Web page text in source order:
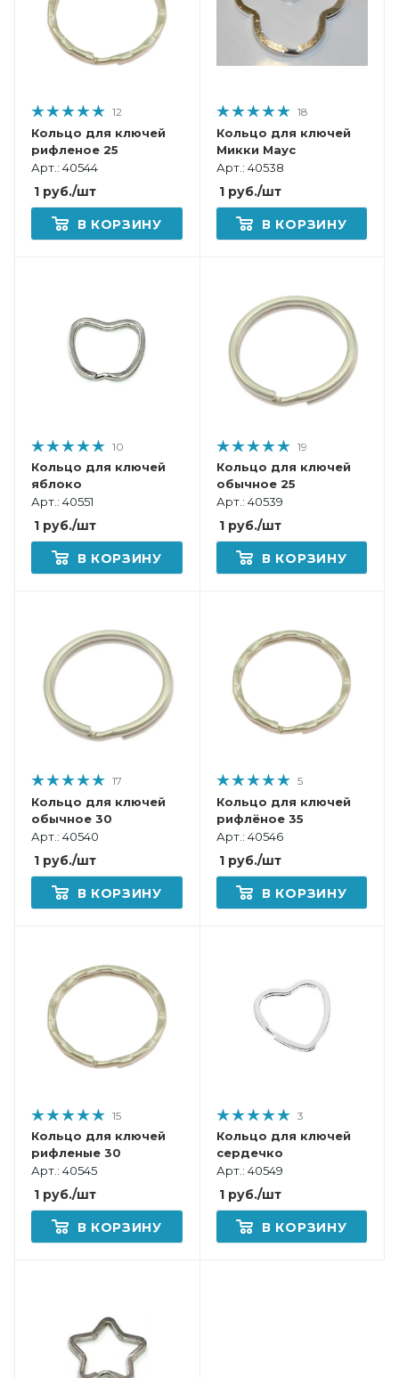
12
Кольцо для ключей
рифленое 25
Арт.: 40544
1 руб./шт
В КОРЗИНУ
18
Кольцо для ключей
Микки Маус
Арт.: 40538
1руб./шт
В КОРЗИНУ
10
Кольцо для ключей
яблоко
Арт.: 40551
1 руб./шт
В КОРЗИНУ
19
Кольцо для ключей
обычное 25
Арт.: 40539
1руб./шт
В КОРЗИНУ
17
Кольцо для ключей
обычное 30
Арт.: 40540
1 руб./шт
В КОРЗИНУ
5
Кольцо для ключей
рифлёное 35
Арт.: 40546
1руб./шт
В КОРЗИНУ
15
Кольцо для ключей
рифленые 30
Арт.: 40545
1 руб./шт
В КОРЗИНУ
3
Кольцо для ключей
сердечко
Арт.: 40549
1руб./шт
В КОРЗИНУ